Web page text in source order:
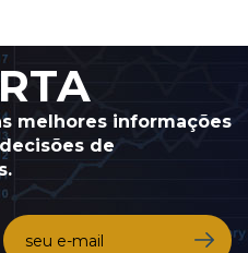
melhores informações
de